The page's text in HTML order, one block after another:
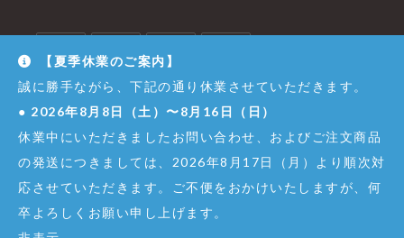
© Copyright - Dirigent GINZA JUJIYA Co.,Ltd. All Right Reserved.
【夏季休業のご案内】
誠に勝手ながら、下記の通り休業させていただきます。
● 2026年8月8日（土）〜8月16日（日）
休業中にいただきましたお問い合わせ、およびご注文商品
の発送につきましては、2026年8月17日（月）より順次対
応させていただきます。ご不便をおかけいたしますが、何
卒よろしくお願い申し上げます。